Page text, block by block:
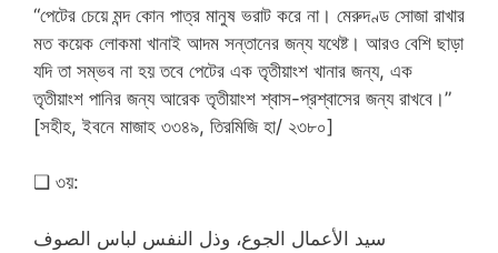
“পেটের চেয়ে মন্দ কোন পাত্র মানুষ ভরাট করে না। মেরুদণ্ড সোজা রাখার
মত কয়েক লোকমা খানাই আদম সন্তানের জন্য যথেষ্ট। আরও বেশি ছাড়া
যদি তা সম্ভব না হয় তবে পেটের এক তৃতীয়াংশ খানার জন্য, এক
তৃতীয়াংশ পানির জন্য আরেক তৃতীয়াংশ শ্বাস-প্রশ্বাসের জন্য রাখবে।”
[সহীহ, ইবনে মাজাহ ৩৩৪৯, তিরমিজি হা/ ২৩৮০]
❑ ৩য়:
سيد الأعمال الجوع، وذل النفس لباس الصوف